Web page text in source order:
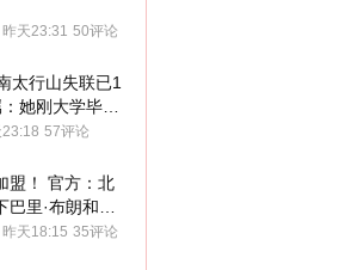
昨天23:31 50评论
太行山失联已1
她刚大学毕业
行
23:18 57评论
盟！ 官方：北
里·布朗和桑
昨天18:15 35评论